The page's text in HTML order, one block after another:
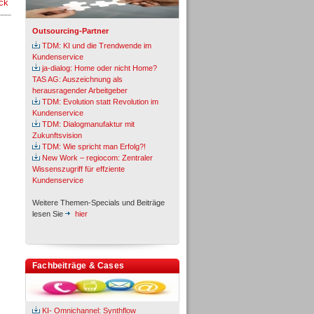
Outsourcing-Partner
TDM: KI und die Trendwende im
Kundenservice
ja-dialog: Home oder nicht Home?
TAS AG: Auszeichnung als
herausragender Arbeitgeber
TDM: Evolution statt Revolution im
Kundenservice
TDM: Dialogmanufaktur mit
Zukunftsvision
TDM: Wie spricht man Erfolg?!
New Work – regiocom: Zentraler
Wissenszugriff für effziente
Kundenservice
Weitere Themen-Specials und Beiträge
lesen Sie
hier
Fachbeiträge & Cases
KI- Omnichannel: Synthflow